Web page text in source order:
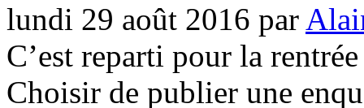
lundi 29 août 2016 par
C’est reparti pour la
Choisir de publier une